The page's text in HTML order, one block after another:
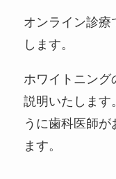
オンライン診療
します。
ホワイトニング
説明いたします
うに歯科医師
ます。